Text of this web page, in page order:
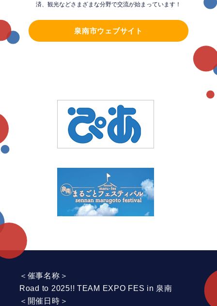
済、観光などさまざまな分野で交流が始まっています！
泉南市ウェブサイト
＜催事名称＞
Road to 2025!! TEAM EXPO FES in 泉南
＜開催日時＞